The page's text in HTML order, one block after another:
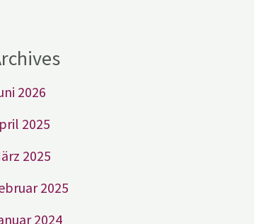
2026
2025
2025
2025
2024